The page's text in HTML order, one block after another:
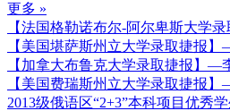
更多 »
【法国格勒诺布尔-阿尔卑斯大学
【美国堪萨斯州立大学录取捷报
【加拿大布鲁克大学录取捷报】—
【美国费瑞斯州立大学录取捷报
2013级俄语区“2+3”本科项目优秀